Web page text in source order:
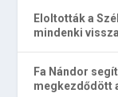
Eloltották a
mindenki
Fa Nándor
megkezdődött